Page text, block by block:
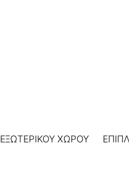
ΕΞΩΤΕΡΙΚΟΥ ΧΩΡΟΥ